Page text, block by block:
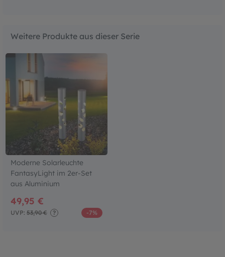
Weitere Produkte aus dieser Serie
Moderne Solarleuchte
FantasyLight im 2er-Set
aus Aluminium
49,95 €
UVP: 53,90 € ? -7%